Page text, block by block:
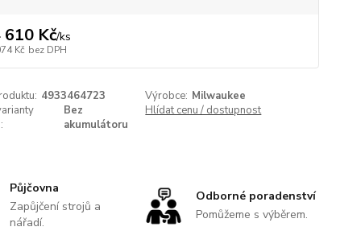
610 Kč/ks
Kč bez DPH
4933464723 Výrobce: Milwaukee
Bez
akumulátoru
Hlídat cenu / dostupnost
Půjčovna
Zapůjčení strojů a
nářadí.
Odborné poradenství
Pomůžeme s výběrem.